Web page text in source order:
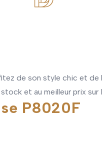
de son style chic et
et au meilleur prix sur
P8020F